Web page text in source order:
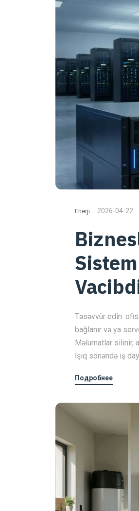
Enerji 2026-04-22
Təsəvvür edin:
bağlanır və ya
Məlumatlar silinir,
İşıq sönəndə iş
Подробнее